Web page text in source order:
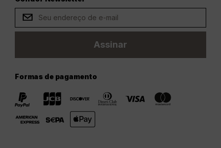
Assinar
Formas de pagamento